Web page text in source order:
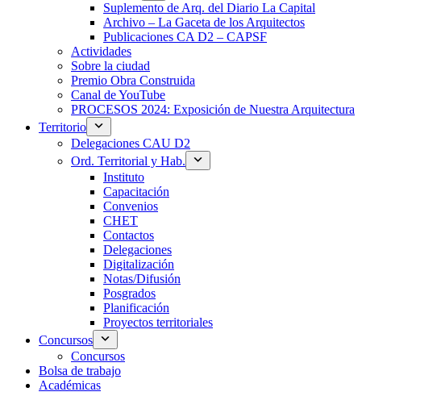
Suplemento de Arq. del Diario La Capital
Archivo – La Gaceta de los Arquitectos
Publicaciones CA D2 – CAPSF
Actividades
Sobre la ciudad
Premio Obra Construida
Canal de YouTube
PROCESOS 2024: Exposición de Nuestra Arquitectura
Territorio
Delegaciones CAU D2
Ord. Territorial y Hab.
Instituto
Capacitación
Convenios
CHET
Contactos
Delegaciones
Digitalización
Notas/Difusión
Posgrados
Planificación
Proyectos territoriales
Concursos
Concursos
Bolsa de trabajo
Académicas